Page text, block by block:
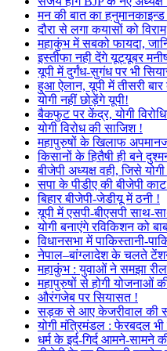
मन की बात का
दौरा से लगा कयासों को विराम
महाकुंभ में सबको फायदा,
इस्तीफा नही देंगे यूट्यूबर
यूपी में दुर्गंध-सुगंध पर भी
हुआ ऐलान, यूपी में तीसरी
योगी नहीं छोड़ेंगे यूपी!
बैकफुट पर केंद्र, योगी
योगी विरोध की साजिश !
महापुरुषों के खिलाफ
किसानों के हितैषी ही बने
बीजेपी अध्यक्ष वही, जिसे
सपा के पीडीए की बीजेपी
बिहार बीजेपी-जेडीयू में ठनी !
यूपी में एसपी-बीएसपी साथ-
योगी बनाएंगे रविकिशन को
विधानसभा में पाकिस्तानी-
नेपाल–बांग्लादेश के चलते
महाकुंभ : युवाओं ने समझा
महापुरुषों से होगी योजनाओं
औरंगजेब पर सियासत !
सड़क से आए केजरीवाल की
योगी मंत्रिमंडल : फेरबदल भी
धर्म के इर्द-गिर्द आमने-सामने